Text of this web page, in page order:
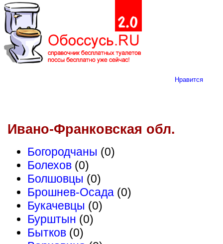
Нравится
Ивано-Франковская обл.
Богородчаны (0)
Болехов (0)
Болшовцы (0)
Брошнев-Осада (0)
Букачевцы (0)
Бурштын (0)
Бытков (0)